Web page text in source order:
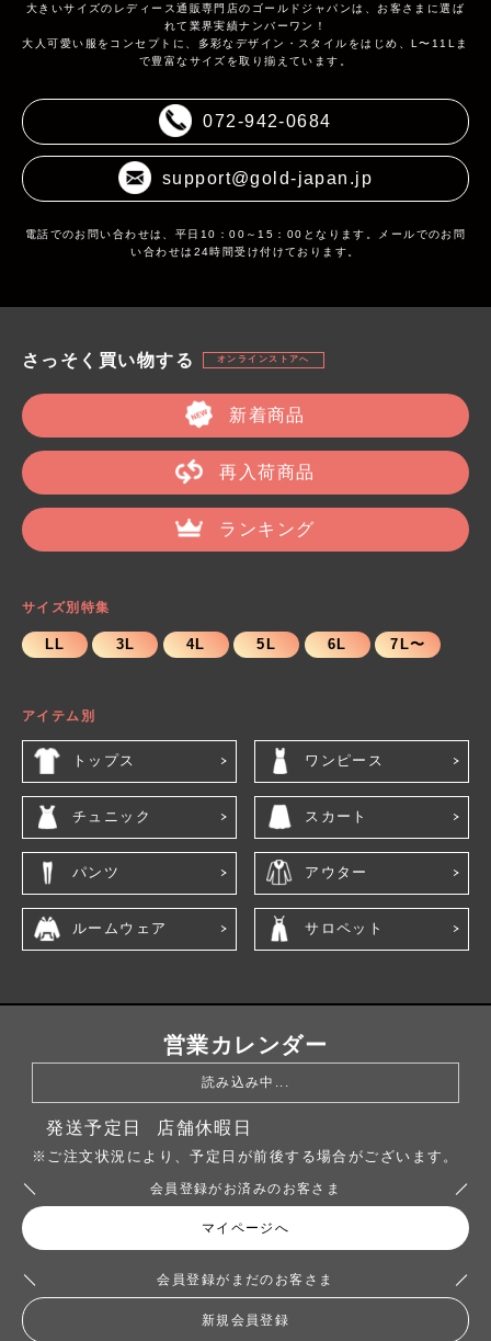
大きいサイズのレディース通販専門店のゴールドジャパンは、お客さまに選ば
れて業界実績ナンバーワン！
大人可愛い服をコンセプトに、多彩なデザイン・スタイルをはじめ、L〜11Lま
で豊富なサイズを取り揃えています。
072-942-0684
support@gold-japan.jp
電話でのお問い合わせは、平日10：00～15：00となります。メールでのお問
い合わせは24時間受け付けております。
さっそく買い物する オンラインストアへ
新着商品
再入荷商品
ランキング
サイズ別特集
LL 3L 4L 5L 6L 7L〜
アイテム別
トップス ワンピース
チュニック スカート
パンツ アウター
ルームウェア サロペット
営業カレンダー
読み込み中...
発送予定日 店舗休暇日
※ご注文状況により、予定日が前後する場合がございます。
会員登録がお済みのお客さま
マイページへ
会員登録がまだのお客さま
新規会員登録